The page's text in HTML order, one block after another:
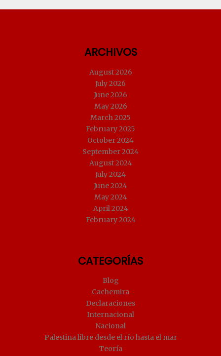
ARCHIVOS
August 2026
July 2026
June 2026
May 2026
March 2025
February 2025
October 2024
September 2024
August 2024
July 2024
June 2024
May 2024
April 2024
February 2024
CATEGORÍAS
Blog
Cachemira
Declaraciones
Internacional
Nacional
Palestina libre desde el río hasta el mar
Teoría